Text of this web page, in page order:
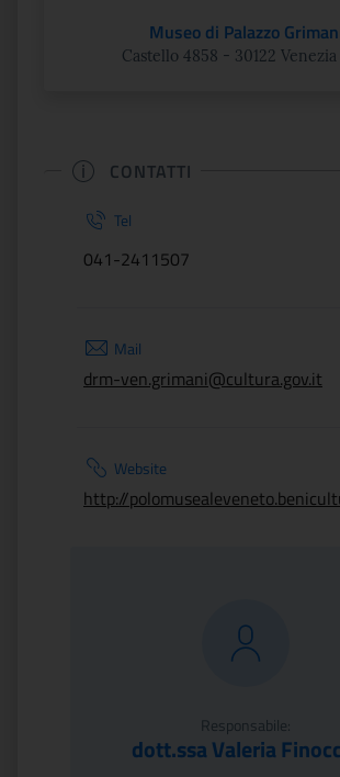
Museo di Palazzo
Castello 4858 - 30122 Venezia
CONTATTI
Tel
041-2411507
Mail
drm-ven.grimani@cultura.gov.it
Website
Responsabile:
dott.ssa Valeria